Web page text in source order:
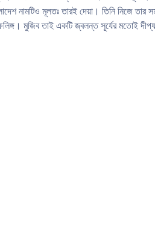
নামটিও মূলতঃ তারই দেয়া। তিনি নিজে তার
মুজিব তাই একটি জ্বলন্ত সূর্যের মতোই